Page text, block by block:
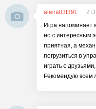
alena03f391
2
Игра напоминает
но с интересным
приятная, а
погрузиться в
играть с
Рекомендую всем